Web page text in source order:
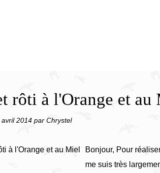
rôti à l'Orange et au
avril 2014 par Chrystel
Bonjour, Pour
me suis très